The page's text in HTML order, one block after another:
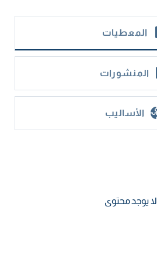
المعطيات
المنشورات
الأساليب
لا يوجد محتوى